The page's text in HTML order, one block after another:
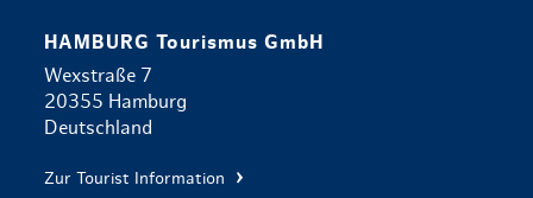
HAMBURG Tourismus GmbH
Wexstraße 7
20355 Hamburg
Deutschland
Zur Tourist Information